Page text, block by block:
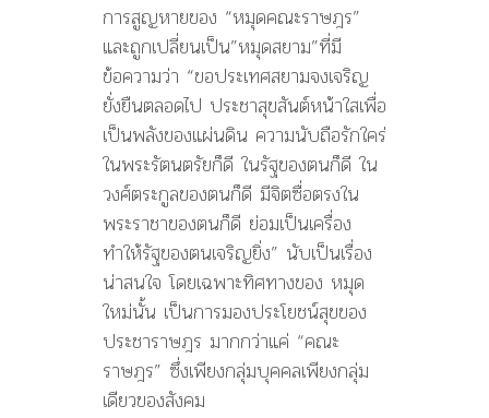
การสูญหายของ “หมุดคณะราษฎร”
และถูกเปลี่ยนเป็น”หมุดสยาม”ที่มี
ข้อความว่า “ขอประเทศสยามจงเจริญ
ยั่งยืนตลอดไป ประชาสุขสันต์หน้าใสเพื่อ
เป็นพลังของแผ่นดิน ความนับถือรักใคร่
ในพระรัตนตรัยก็ดี ในรัฐของตนก็ดี ใน
วงศ์ตระกูลของตนก็ดี มีจิตซื่อตรงใน
พระราชาของตนก็ดี ย่อมเป็นเครื่อง
ทำให้รัฐของตนเจริญยิ่ง” นับเป็นเรื่อง
น่าสนใจ โดยเฉพาะทิศทางของ หมุด
ใหม่นั้น เป็นการมองประโยชน์สุขของ
ประชาราษฎร มากกว่าแค่ “คณะ
ราษฎร” ซึ่งเพียงกลุ่มบุคคลเพียงกลุ่ม
เดียวของสังคม